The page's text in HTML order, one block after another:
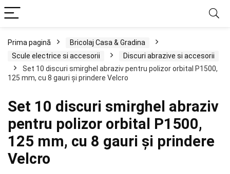
Prima pagină
Bricolaj Casa & Gradina
Scule electrice si accesorii
Discuri abrazive si accesorii
Set 10 discuri smirghel abraziv pentru polizor orbital P1500,
125 mm, cu 8 gauri și prindere Velcro
Set 10 discuri smirghel abraziv
pentru polizor orbital P1500,
125 mm, cu 8 gauri și prindere
Velcro